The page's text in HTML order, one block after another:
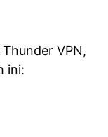
VPN,
ini: